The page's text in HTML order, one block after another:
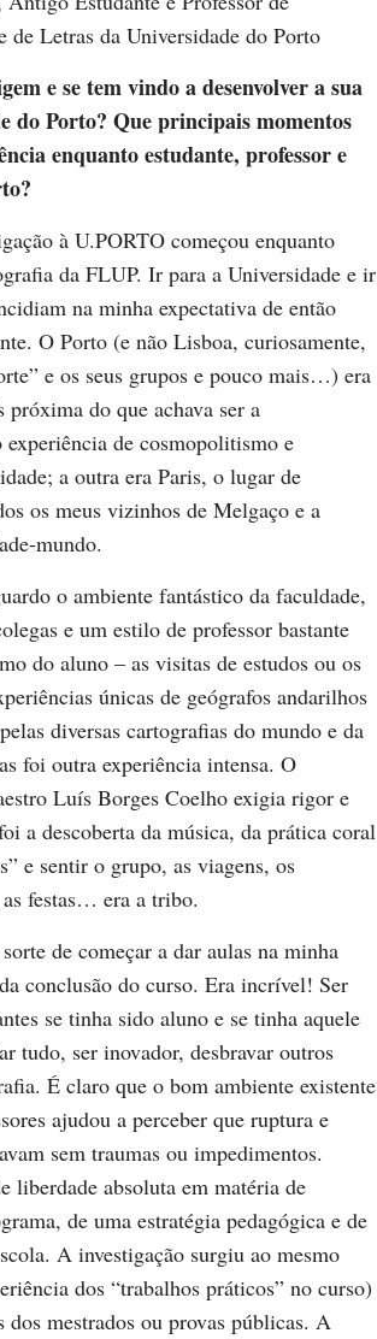
de Letras da Universidade do Porto
e se tem vindo a desenvolver a sua
do Porto? Que principais momentos
enquanto estudante, professor e
à U.PORTO começou enquanto
da FLUP. Ir para a Universidade e ir
na minha expectativa de então
O Porto (e não Lisboa, curiosamente,
e os seus grupos e pouco mais…) era
do que achava ser a
experiência de cosmopolitismo e
a outra era Paris, o lugar de
os meus vizinhos de Melgaço e a
mundo.
o ambiente fantástico da faculdade,
e um estilo de professor bastante
do aluno – as visitas de estudos ou os
únicas de geógrafos andarilhos
diversas cartografias do mundo e da
foi outra experiência intensa. O
Luís Borges Coelho exigia rigor e
a descoberta da música, da prática coral
e sentir o grupo, as viagens, os
festas… era a tribo.
de começar a dar aulas na minha
conclusão do curso. Era incrível! Ser
se tinha sido aluno e se tinha aquele
tudo, ser inovador, desbravar outros
É claro que o bom ambiente existente
ajudou a perceber que ruptura e
sem traumas ou impedimentos.
liberdade absoluta em matéria de
de uma estratégia pedagógica e de
A investigação surgiu ao mesmo
dos “trabalhos práticos” no curso)
dos mestrados ou provas públicas. A